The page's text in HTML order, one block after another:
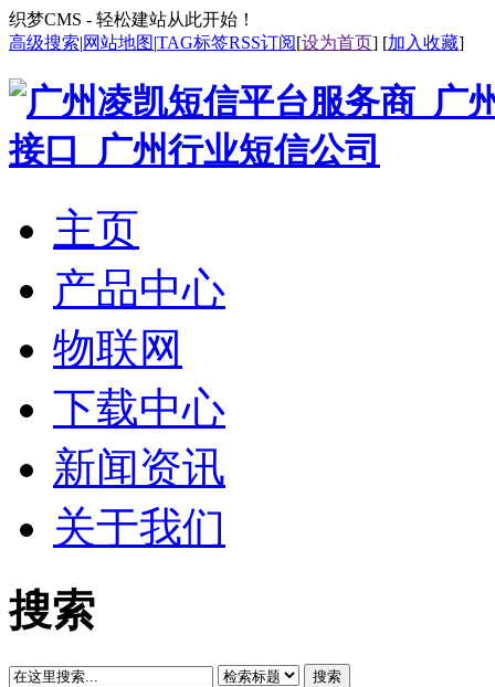
织梦CMS - 轻松建站从此开始！
高级搜索|网站地图|TAG标签RSS订阅[设为首页] [加入收藏]
主页
产品中心
物联网
下载中心
新闻资讯
关于我们
搜索
搜索